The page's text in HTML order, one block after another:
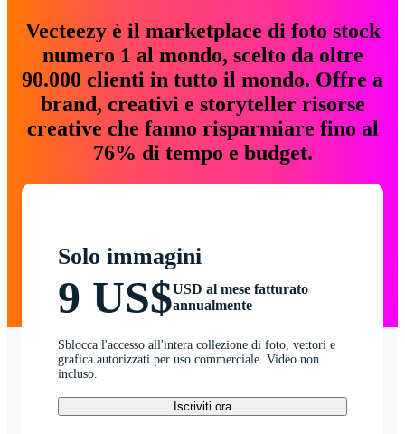
Vecteezy è il marketplace di foto stock
numero 1 al mondo, scelto da oltre
90.000 clienti in tutto il mondo. Offre a
brand, creativi e storyteller risorse
creative che fanno risparmiare fino al
76% di tempo e budget.
Solo immagini
9 US$USD al mese fatturato
annualmente
Sblocca l'accesso all'intera collezione di foto, vettori e
grafica autorizzati per uso commerciale. Video non
incluso.
Iscriviti ora